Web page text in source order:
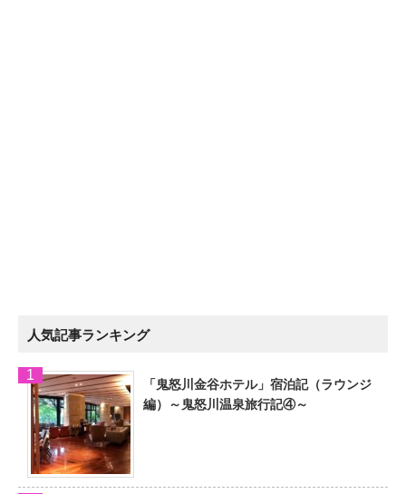
人気記事ランキング
「鬼怒川金谷ホテル」宿泊記（ラウンジ
編）～鬼怒川温泉旅行記④～